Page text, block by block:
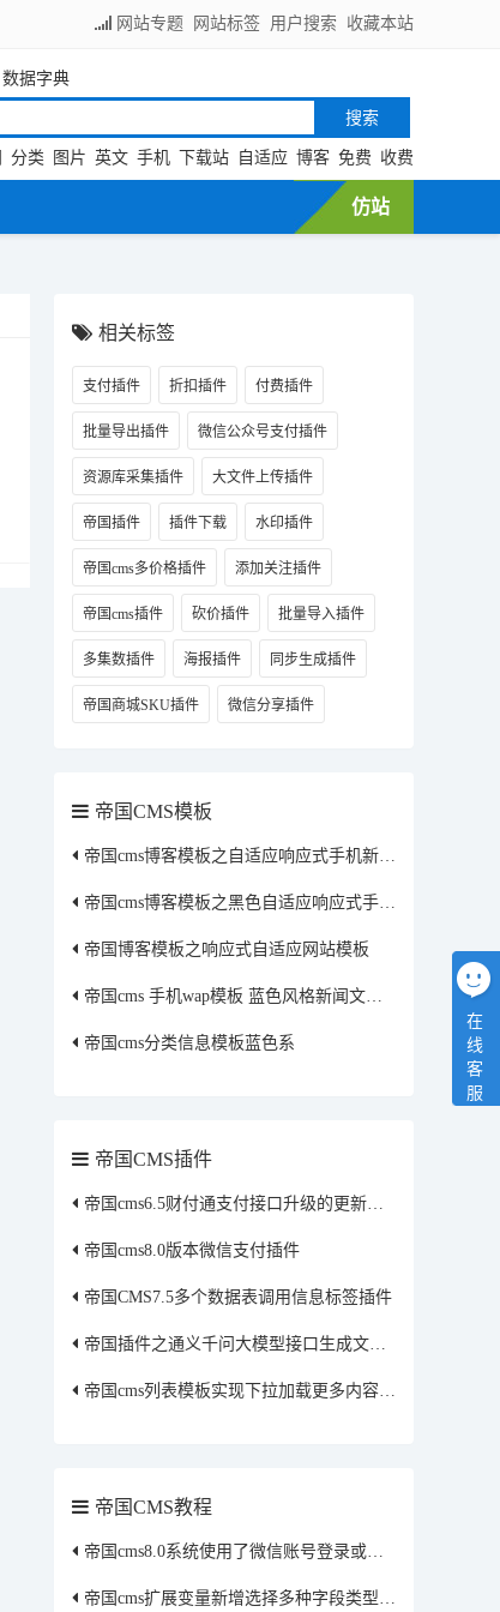
网站专题 网站标签 用户搜索 收藏本站
数据字典
分类 图片 英文 手机 下载站 自适应 博客 免费 收费
仿站
相关标签
支付插件 折扣插件 付费插件
批量导出插件 微信公众号支付插件
资源库采集插件 大文件上传插件
帝国插件 插件下载 水印插件
帝国cms多价格插件 添加关注插件
帝国cms插件 砍价插件 批量导入插件
多集数插件 海报插件 同步生成插件
帝国商城SKU插件 微信分享插件
帝国CMS模板
帝国cms博客模板之自适应响应式手机新闻资讯文章自媒体类通用网站模板
帝国cms博客模板之黑色自适应响应式手机文章资讯模板
帝国博客模板之响应式自适应网站模板
帝国cms 手机wap模板 蓝色风格新闻文章资讯
帝国cms分类信息模板蓝色系
帝国CMS插件
帝国cms6.5财付通支付接口升级的更新方法
帝国cms8.0版本微信支付插件
帝国CMS7.5多个数据表调用信息标签插件
帝国插件之通义千问大模型接口生成文章插件
帝国cms列表模板实现下拉加载更多内容插件
帝国CMS教程
帝国cms8.0系统使用了微信账号登录或者qq账号登录获取的头像保存到本地方法
帝国cms扩展变量新增选择多种字段类型修改方法
在
线
客
服